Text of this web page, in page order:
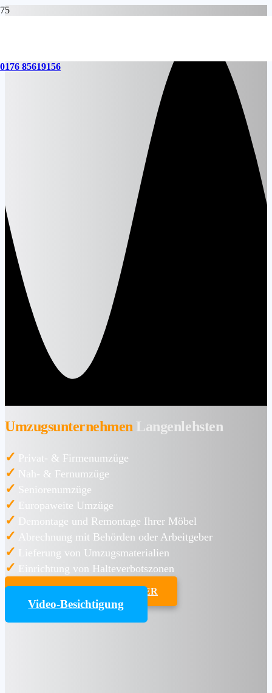
0176 85619156
UmzugsunternehmenLangenlehsten
✓ Privat- & Firmenumzüge
✓ Nah- & Fernumzüge
✓ Seniorenumzüge
✓ Europaweite Umzüge
✓ Demontage und Remontage Ihrer Möbel
✓ Abrechnung mit Behörden oder Arbeitgeber
✓ Lieferung von Umzugsmaterialien
✓ Einrichtung von Halteverbotszonen
UMZUGSKOSTENRECHNER
Video-Besichtigung